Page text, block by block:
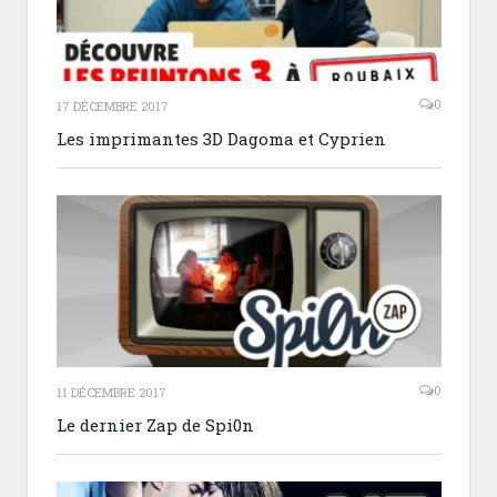
17 DÉCEMBRE 2017 0
Les imprimantes 3D Dagoma et Cyprien
11 DÉCEMBRE 2017 0
Le dernier Zap de Spi0n